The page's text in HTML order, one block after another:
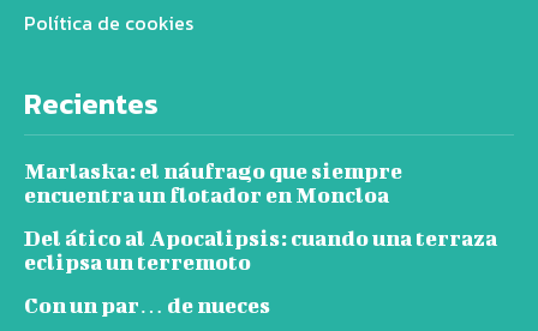
Política de cookies
Recientes
Marlaska: el náufrago que siempre
encuentra un flotador en Moncloa
Del ático al Apocalipsis: cuando una terraza
eclipsa un terremoto
Con un par… de nueces